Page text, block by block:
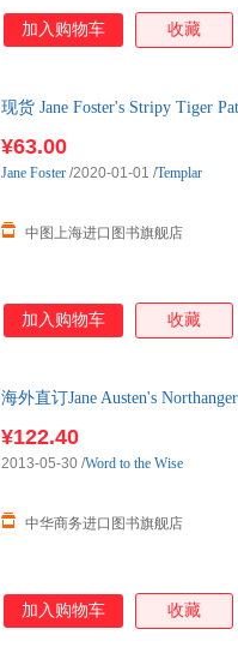
加入购物车 收藏
现货 Jane Foster's Stripy Tiger
¥63.00
中图上海进口图书旗舰店
Jane Foster /2020-01-01 /Templar
加入购物车 收藏
海外直订Jane Austen's
¥122.40
中华商务进口图书旗舰店
2013-05-30 /Word to the Wise
加入购物车 收藏